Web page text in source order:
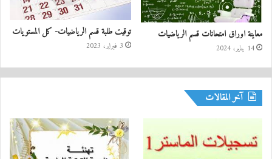
معاينة اوراق امتحانات قسم الرياضيات
14 يناير، 2024
توقيت طلبة قسم الرياضيات- كل المستويات
3 فبراير، 2023
آخر المقالات